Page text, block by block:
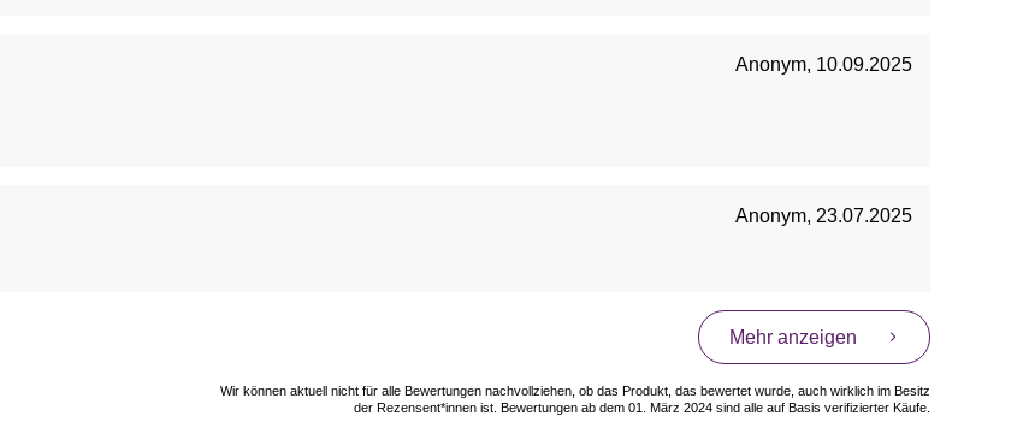
Anonym, 10.09.2025
Anonym, 23.07.2025
Mehr anzeigen
Wir können aktuell nicht für alle Bewertungen nachvollziehen, ob das Produkt, das bewertet wurde, auch wirklich im Besitz
der Rezensent*innen ist. Bewertungen ab dem 01. März 2024 sind alle auf Basis verifizierter Käufe.